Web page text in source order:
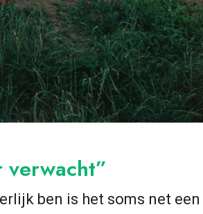
verwacht”
ben is het soms net een